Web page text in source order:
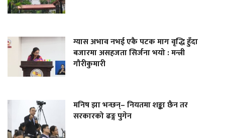
ग्यास अभाव नभई एकै पटक माग वृद्धि हुँदा
बजारमा असहजता सिर्जना भयो : मन्त्री
गौरीकुमारी
मनिष झा भन्छन्– नियतमा शङ्का छैन तर
सरकारको ढङ्ग पुगेन